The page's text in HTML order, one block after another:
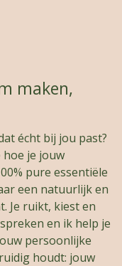
maken,
écht bij jou past?
je jouw
pure essentiële
een natuurlijk en
Je ruikt, kiest en
en ik help je
persoonlijke
houdt: jouw